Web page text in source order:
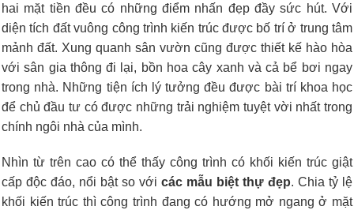
hai mặt tiền đều có những điểm nhấn đẹp đầy sức hút. Với
diện tích đất vuông công trình kiến trúc được bố trí ở trung tâm
mảnh đất. Xung quanh sân vườn cũng được thiết kế hào hòa
với sân gia thông đi lại, bồn hoa cây xanh và cả bể bơi ngay
trong nhà. Những tiện ích lý tưởng đều được bài trí khoa học
để chủ đầu tư có được những trải nghiệm tuyệt vời nhất trong
chính ngôi nhà của mình.
Nhìn từ trên cao có thể thấy công trình có khối kiến trúc giật
cấp độc đáo, nổi bật so với các mẫu biệt thự đẹp. Chia tỷ lệ
khối kiến trúc thì công trình đang có hướng mở ngang ở mặt